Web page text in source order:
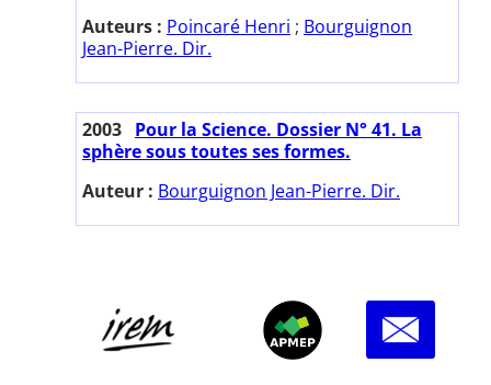
Auteurs : Poincaré Henri ; Bourguignon
Jean-Pierre. Dir.
2003 Pour la Science. Dossier N° 41. La
sphère sous toutes ses formes.
Auteur : Bourguignon Jean-Pierre. Dir.